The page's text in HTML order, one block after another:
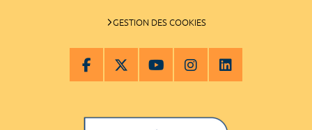
GESTION DES COOKIES